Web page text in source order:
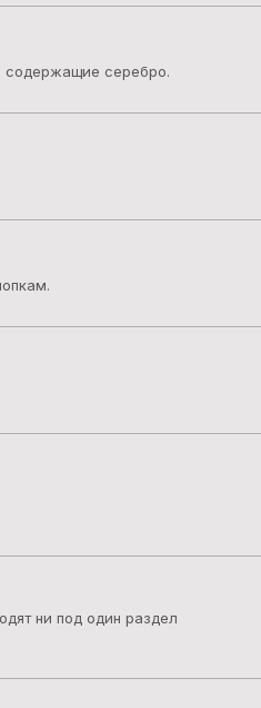
содержащие серебро.
ни под один раздел